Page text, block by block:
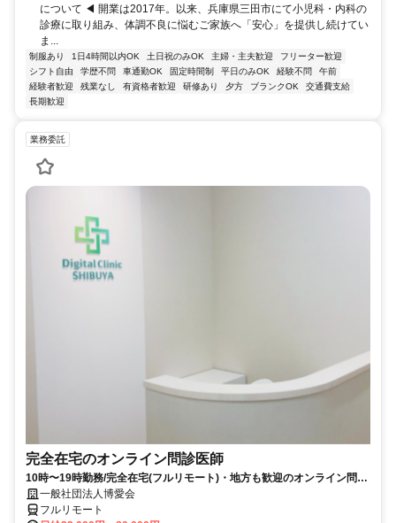
について ◀ 開業は2017年。以来、兵庫県三田市にて小児科・内科の
診療に取り組み、体調不良に悩むご家族へ「安心」を提供し続けてい
ま...
制服あり 1日4時間以内OK 土日祝のみOK 主婦・主夫歓迎
フリーター歓迎
シフト自由
学歴不問 車通勤OK 固定時間制 平日のみOK 経験不問
午前
経験者歓迎
残業なし 有資格者歓迎 研修あり 夕方 ブランクOK
交通費支給
長期歓迎
業務委託
完全在宅のオンライン問診医師
10時〜19時勤務/完全在宅(フルリモート)・地方も歓迎のオンライン問診
業務一般社団法人博愛会
フルリモート